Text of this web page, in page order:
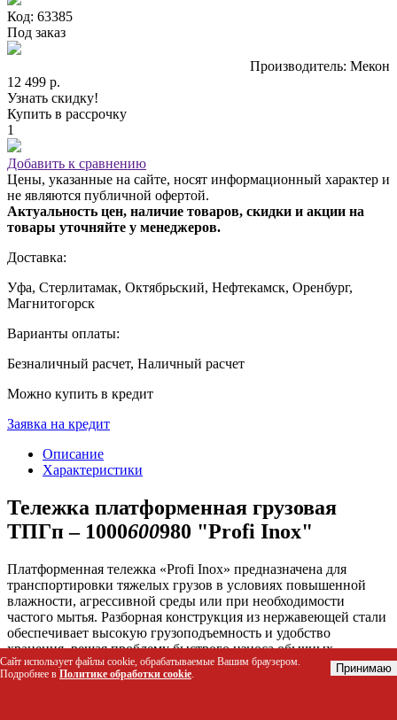
Код: 63385
Под заказ
Производитель: Мекон
12 499 р.
Узнать скидку!
Купить в рассрочку
1
Добавить к сравнению
Цены, указанные на сайте, носят информационный характер и
не являются публичной офертой.
Актуальность цен, наличие товаров, скидки и акции на
товары уточняйте у менеджеров.
Доставка:
Уфа, Стерлитамак, Октябрьский, Нефтекамск, Оренбург,
Магнитогорск
Варианты оплаты:
Безналичный расчет, Наличный расчет
Можно купить в кредит
Заявка на кредит
Описание
Характеристики
Тележка платформенная грузовая
ТПГп – 1000600980 "Profi Inox"
Платформенная тележка «Profi Inox» предназначена для
транспортировки тяжелых грузов в условиях повышенной
влажности, агрессивной среды или при необходимости
частого мытья. Разборная конструкция из нержавеющей стали
обеспечивает высокую грузоподъемность и удобство
хранения, решая проблему быстрого износа обычных
стальных тележек на складах, в производствах и медицинских
учреждениях.
Сайт использует файлы cookie, обрабатываемые Вашим браузером.
Подробнее в Политике обработки cookie. Принимаю